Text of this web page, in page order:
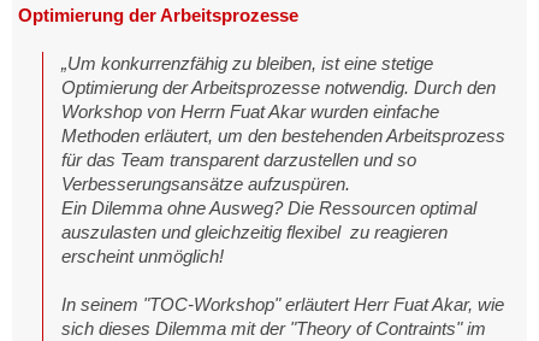
Optimierung der Arbeitsprozesse
„Um konkurrenzfähig zu bleiben, ist eine stetige
Optimierung der Arbeitsprozesse notwendig. Durch den
Workshop von Herrn Fuat Akar wurden einfache
Methoden erläutert, um den bestehenden Arbeitsprozess
für das Team transparent darzustellen und so
Verbesserungsansätze aufzuspüren.
Ein Dilemma ohne Ausweg? Die Ressourcen optimal
auszulasten und gleichzeitig flexibel zu reagieren
erscheint unmöglich!
In seinem "TOC-Workshop" erläutert Herr Fuat Akar, wie
sich dieses Dilemma mit der "Theory of Contraints" im